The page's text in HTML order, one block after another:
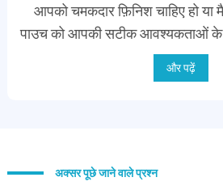
आपको चमकदार फ़िनिश चाहिए हो या
पाउच को आपकी सटीक आवश्यकताओं के
और पढ़ें
अक्सर पूछे जाने वाले प्रश्न